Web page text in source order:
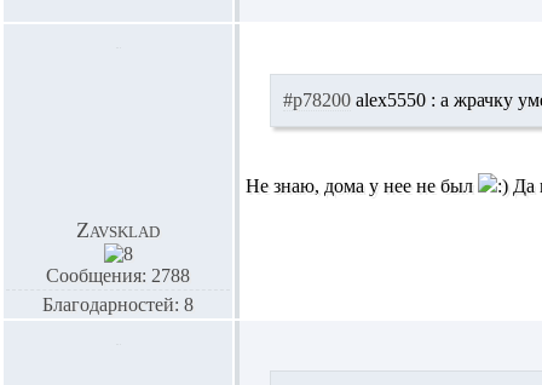
Zavsklad
Сообщения: 2788
Благодарностей: 8
#p78200 alex5550 : а жрачку
Не знаю, дома у нее не был Да